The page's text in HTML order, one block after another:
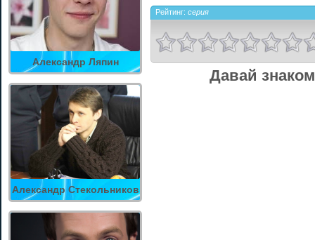
Александр Ляпин
Александр Стекольников
Рейтинг: серия
Давай